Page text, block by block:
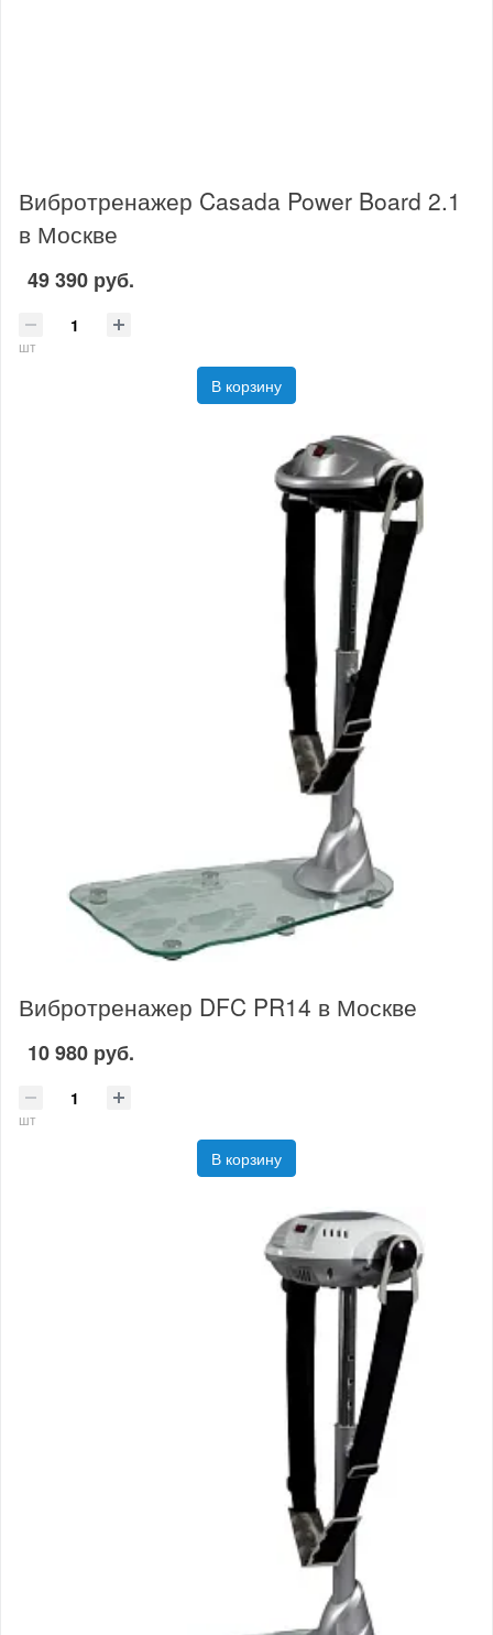
Вибротренажер Casada Power Board 2.1
в Москве
49 390 руб.
шт
В корзину
Вибротренажер DFC PR14 в Москве
10 980 руб.
шт
В корзину